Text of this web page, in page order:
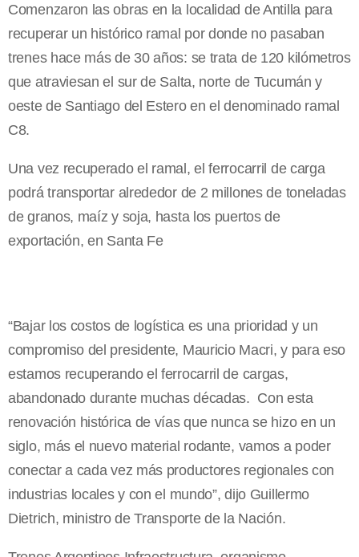
Comenzaron las obras en la localidad de Antilla para
recuperar un histórico ramal por donde no pasaban
trenes hace más de 30 años: se trata de 120 kilómetros
que atraviesan el sur de Salta, norte de Tucumán y
oeste de Santiago del Estero en el denominado ramal
C8.
Una vez recuperado el ramal, el ferrocarril de carga
podrá transportar alrededor de 2 millones de toneladas
de granos, maíz y soja, hasta los puertos de
exportación, en Santa Fe
“Bajar los costos de logística es una prioridad y un
compromiso del presidente, Mauricio Macri, y para eso
estamos recuperando el ferrocarril de cargas,
abandonado durante muchas décadas. Con esta
renovación histórica de vías que nunca se hizo en un
siglo, más el nuevo material rodante, vamos a poder
conectar a cada vez más productores regionales con
industrias locales y con el mundo”, dijo Guillermo
Dietrich, ministro de Transporte de la Nación.